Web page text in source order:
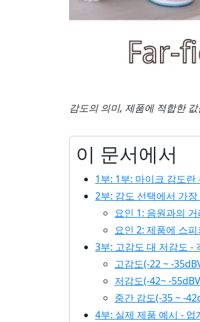
감도의 의미, 제품에 적합한
이 문서에서
1부: 1부: 마이크 감도란
2부: 감도 선택에서 가
요인 1: 음원과의
요인 2: 제품에 스
3부: 고감도 대 저감도 -
고감도(-22 ~ -
저감도(-42~ -
중간 감도(-35 ~ -
4부: 실제 제품 예시 - 업